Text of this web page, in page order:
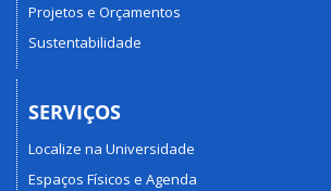
Projetos e Orçamentos
Sustentabilidade
SERVIÇOS
Localize na Universidade
Espaços Físicos e Agenda